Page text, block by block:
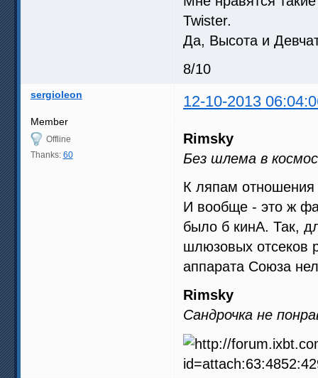
Twister.
Да, Высота и
8/10
sergioleon 12-10-2013
Member
Offline
Thanks: 60
Rimsky
Без шлема в
К ляпам
И вообще - это ж
было б кинА. Так,
шлюзовых отсеков
аппарата Союза
Rimsky
Сандрочка не